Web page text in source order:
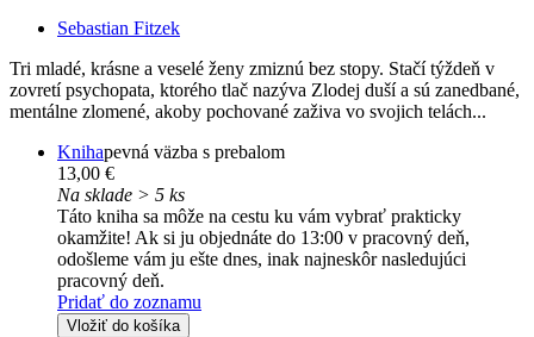
Sebastian Fitzek
Tri mladé, krásne a veselé ženy zmiznú bez stopy. Stačí týždeň v
zovretí psychopata, ktorého tlač nazýva Zlodej duší a sú zanedbané,
mentálne zlomené, akoby pochované zaživa vo svojich telách...
Knihapevná väzba s prebalom
13,00 €
Na sklade > 5 ks
Táto kniha sa môže na cestu ku vám vybrať prakticky
okamžite! Ak si ju objednáte do 13:00 v pracovný deň,
odošleme vám ju ešte dnes, inak najneskôr nasledujúci
pracovný deň.
Pridať do zoznamu
Vložiť do košíka